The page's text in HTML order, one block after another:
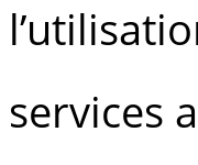
services